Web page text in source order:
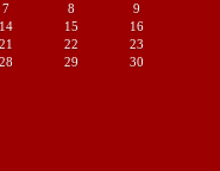
7 8
9
14 15
16
21 22
23
28 29
30